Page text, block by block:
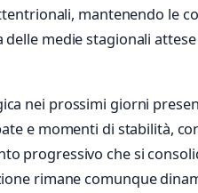
mantenendo le
medie stagionali
nei prossimi giorni
e momenti di stabilità,
progressivo che si
rimane comunque